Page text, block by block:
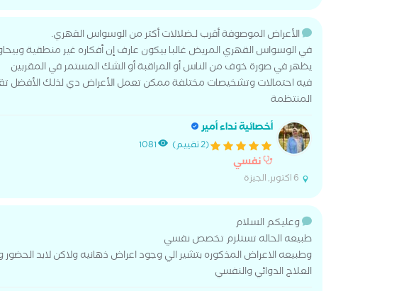
الأعراض الموصوفة أقرب لـضلالات أكتر من الوسواس القهري.
في الوسواس القهري المريض غالبا بيكون عارف إن أفكاره غير منطقية
يظهر في صورة خوف من الناس أو المراقبة أو الشك المستمر في المقربين
فيه احتمالات وتشخيصات مختلفة ممكن تعمل الأعراض دي لذلك الأفضل
المنتظمة
أخصائية نداء أمير
(2 تقييم) 1081
نفسي
6 اكتوبر, الجيزة
وعليكم السلام
طبيعه الحاله تستلزم تخصص نفسي
وطبيعه الاعراض المذكوره بتشير الي وجود اعراض ذهانيه ولاكن لابد
العلاج الدوائي والنفسي